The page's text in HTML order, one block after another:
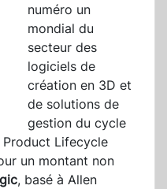
numéro un
mondial du
secteur des
logiciels de
création en 3D et
de solutions de
gestion du cycle
Lifecycle
un montant non
, basé à Allen